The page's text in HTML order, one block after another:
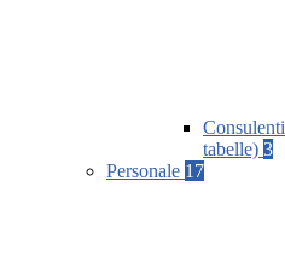
tabelle) 3
Personale 17